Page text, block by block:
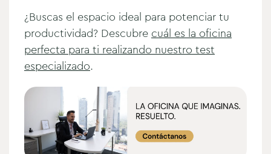
¿Buscas el espacio ideal para potenciar tu
productividad? Descubrecuál es la oficina
perfecta para ti realizando nuestro test
especializado.